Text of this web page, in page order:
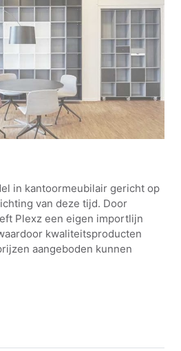
in kantoormeubilair gericht op
van deze tijd. Door
Plexz een eigen importlijn
kwaliteitsproducten
aangeboden kunnen